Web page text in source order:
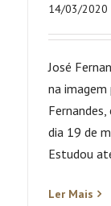
14/03/2020
José
na imagem
dia 19 de
Estudou
Ler Mais